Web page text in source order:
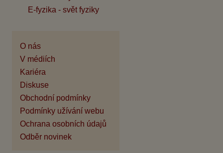
E-fyzika - svět fyziky
O nás
V médiích
Kariéra
Diskuse
Obchodní podmínky
Podmínky užívání webu
Ochrana osobních údajů
Odběr novinek